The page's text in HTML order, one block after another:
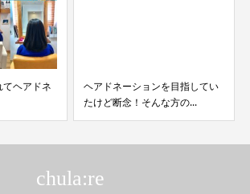
ヘアドネ
ヘアドネーションを目指してい
たけど断念！そんな方の...
chula:re